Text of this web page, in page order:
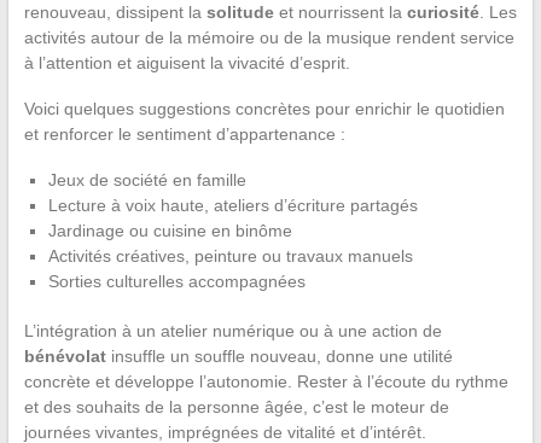
renouveau, dissipent la solitudeet nourrissent la curiosité. Les
activités autour de la mémoire ou de la musique rendent service
à l’attention et aiguisent la vivacité d’esprit.
Voici quelques suggestions concrètes pour enrichir le quotidien
et renforcer le sentiment d’appartenance :
Jeux de société en famille
Lecture à voix haute, ateliers d’écriture partagés
Jardinage ou cuisine en binôme
Activités créatives, peinture ou travaux manuels
Sorties culturelles accompagnées
L’intégration à un atelier numérique ou à une action de
bénévolatinsuffle un souffle nouveau, donne une utilité
concrète et développe l’autonomie. Rester à l’écoute du rythme
et des souhaits de la personne âgée, c’est le moteur de
journées vivantes, imprégnées de vitalité et d’intérêt.